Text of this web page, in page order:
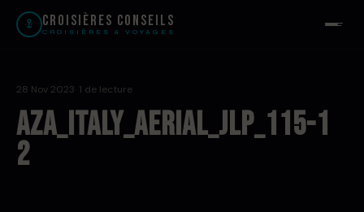
Croisières Conseils
CROISIÈRES & VOYAGES
28 Nov 2023 · 1 de lecture
AZA_Italy_Aerial_JLP_115-1
2